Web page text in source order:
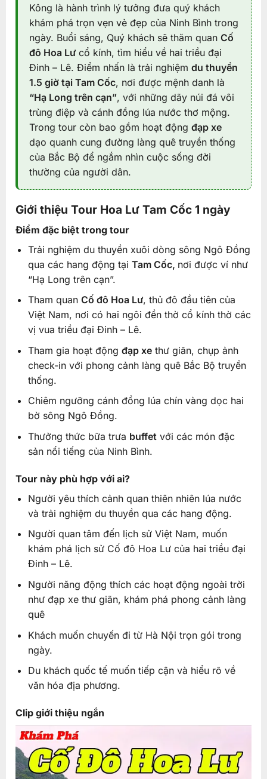
Kông là hành trình lý tưởng đưa quý khách
khám phá trọn vẹn vẻ đẹp của Ninh Bình trong
ngày. Buổi sáng, Quý khách sẽ thăm quan Cố
đô Hoa Lưcổ kính, tìm hiểu về hai triều đại
Đinh – Lê. Điểm nhấn là trải nghiệm du thuyền
1.5 giờ tại Tam Cốc, nơi được mệnh danh là
“Hạ Long trên cạn”, với những dãy núi đá vôi
trùng điệp và cánh đồng lúa nước thơ mộng.
Trong tour còn bao gồm hoạt động đạp xe
dạo quanh cung đường làng quê truyền thống
của Bắc Bộ để ngắm nhìn cuộc sống đời
thường của người dân.
Giới thiệu Tour Hoa Lư Tam Cốc 1 ngày
Điểm đặc biệt trong tour
Trải nghiệm du thuyền xuôi dòng sông Ngô Đồng
qua các hang động tại Tam Cốc, nơi được ví như
“Hạ Long trên cạn”.
Tham quan Cố đô Hoa Lư, thủ đô đầu tiên của
Việt Nam, nơi có hai ngôi đền thờ cổ kính thờ các
vị vua triều đại Đinh – Lê.
Tham gia hoạt động đạp xethư giãn, chụp ảnh
check-in với phong cảnh làng quê Bắc Bộ truyền
thống.
Chiêm ngưỡng cánh đồng lúa chín vàng dọc hai
bờ sông Ngô Đồng.
Thưởng thức bữa trưa buffet với các món đặc
sản nổi tiếng của Ninh Bình.
Tour này phù hợp với ai?
Người yêu thích cảnh quan thiên nhiên lúa nước
và trải nghiệm du thuyền qua các hang động.
Người quan tâm đến lịch sử Việt Nam, muốn
khám phá lịch sử Cố đô Hoa Lư của hai triều đại
Đinh – Lê.
Người năng động thích các hoạt động ngoài trời
như đạp xe thư giãn, khám phá phong cảnh làng
quê
Khách muốn chuyến đi từ Hà Nội trọn gói trong
ngày.
Du khách quốc tế muốn tiếp cận và hiểu rõ về
văn hóa địa phương.
Clip giới thiệu ngắn